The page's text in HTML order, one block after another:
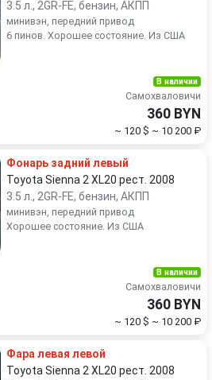
3.5 л., 2GR-FE, бензин, АКПП
минивэн, передний привод
6 пинов. Хорошее состояние. Из США
В наличии
Самохваловичи
360 BYN
~ 120 $ ~ 10 200 ₽
Фонарь задний левый
Toyota Sienna 2 XL20 рест. 2008
3.5 л., 2GR-FE, бензин, АКПП
минивэн, передний привод
Хорошее состояние. Из США
В наличии
Самохваловичи
360 BYN
~ 120 $ ~ 10 200 ₽
Фара левая левой
Toyota Sienna 2 XL20 рест. 2008